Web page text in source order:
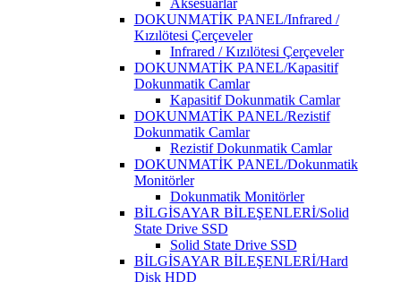
Aksesuarlar
DOKUNMATİK PANEL/Infrared /
Kızılötesi Çerçeveler
Infrared / Kızılötesi Çerçeveler
DOKUNMATİK PANEL/Kapasitif
Dokunmatik Camlar
Kapasitif Dokunmatik Camlar
DOKUNMATİK PANEL/Rezistif
Dokunmatik Camlar
Rezistif Dokunmatik Camlar
DOKUNMATİK PANEL/Dokunmatik
Monitörler
Dokunmatik Monitörler
BİLGİSAYAR BİLEŞENLERİ/Solid
State Drive SSD
Solid State Drive SSD
BİLGİSAYAR BİLEŞENLERİ/Hard
Disk HDD